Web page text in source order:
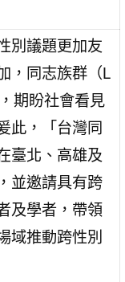
別議題更加友
，同志族群（L
期盼社會看見
此，「台灣同
臺北、高雄及
並邀請具有跨
及學者，帶領
域推動跨性別